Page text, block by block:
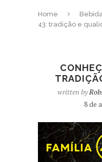
Home
43: tradição e
written by
8 de